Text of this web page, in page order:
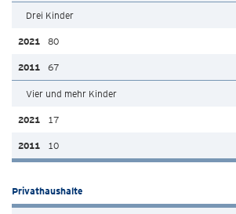
Drei Kinder
80
67
Vier und mehr Kinder
17
10
Privathaushalte